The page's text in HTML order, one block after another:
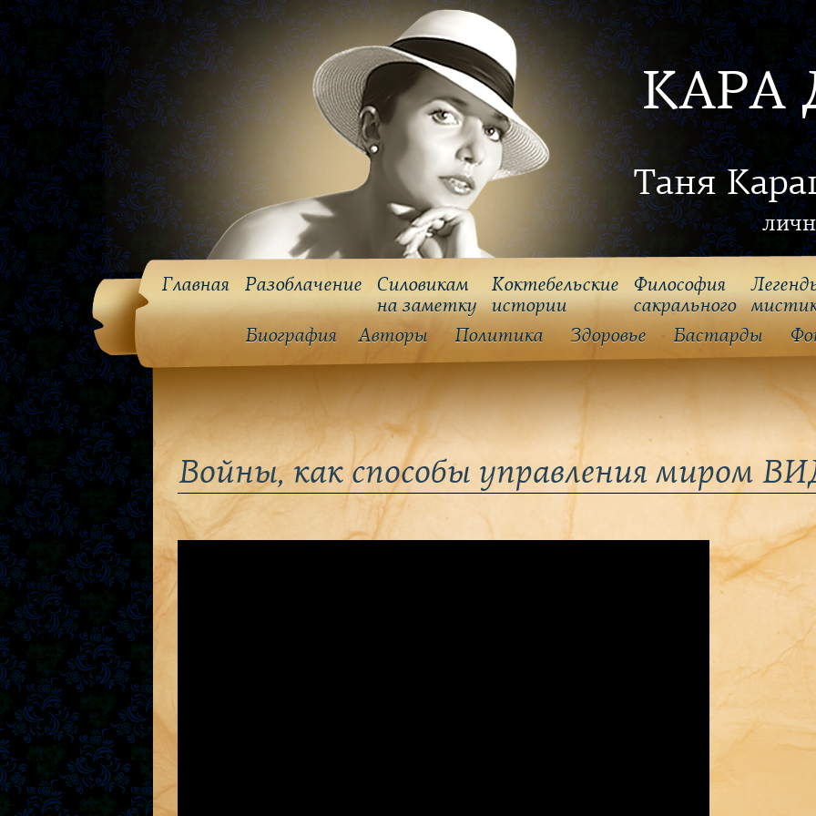
КАРА
Таня
Главная Разоблачение
Силовикам
на заметку
Коктебельские
истории
Философия
cакрального
Биография
Авторы Политика Здоровье Бастарды
Войны, как способы управления миром